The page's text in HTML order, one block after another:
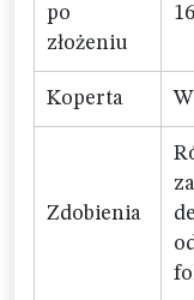
po
złożeniu
Koperta
Zdobienia